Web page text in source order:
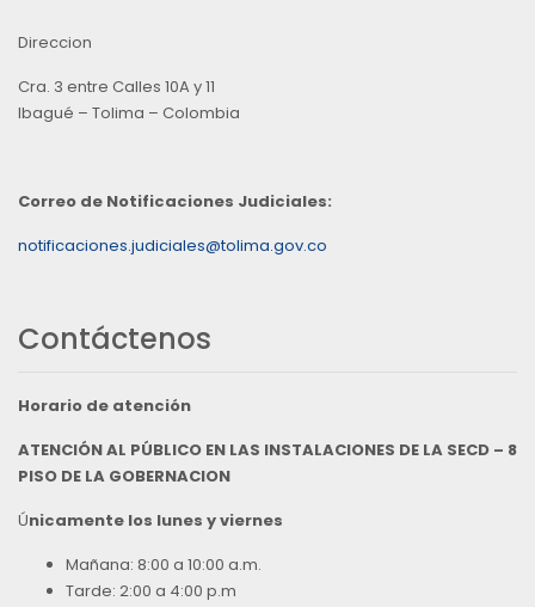
Direccion
Cra. 3 entre Calles 10A y 11
Ibagué – Tolima – Colombia
Correo de Notificaciones Judiciales:
notificaciones.judiciales@tolima.gov.co
Contáctenos
Horario de atención
ATENCIÓN AL PÚBLICO EN LAS INSTALACIONES DE LA SECD – 8
PISO DE LA GOBERNACION
Únicamente los lunes y viernes
Mañana: 8:00 a 10:00 a.m.
Tarde: 2:00 a 4:00 p.m